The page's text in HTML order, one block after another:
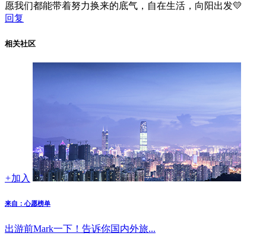
愿我们都能带着努力换来的底气，自在生活，向阳出发💛
回复
相关社区
+加入
来自：心愿榜单
出游前Mark一下！告诉你国内外旅...